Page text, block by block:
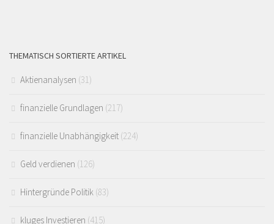
THEMATISCH SORTIERTE ARTIKEL
Aktienanalysen (31)
finanzielle Grundlagen (217)
finanzielle Unabhängigkeit (224)
Geld verdienen (126)
Hintergründe Politik (83)
kluges Investieren (415)